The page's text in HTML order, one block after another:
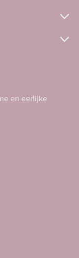
en eerlijke